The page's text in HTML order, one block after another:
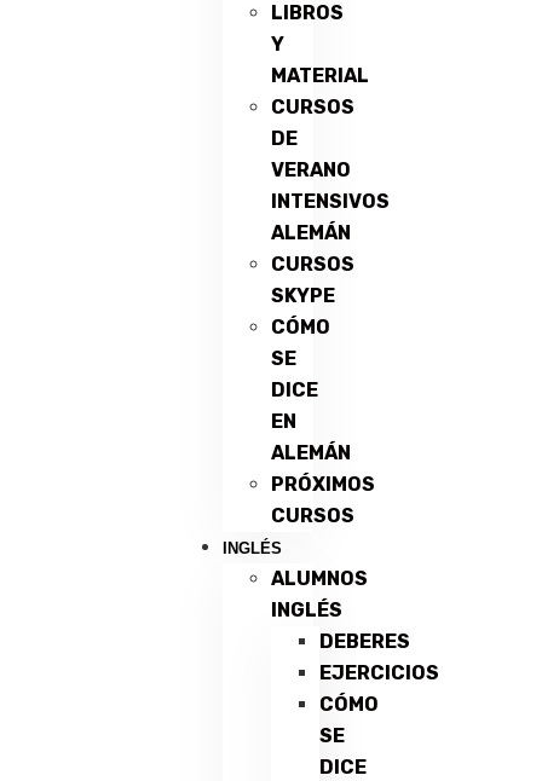
LIBROS
Y
MATERIAL
CURSOS
DE
VERANO
INTENSIVOS
ALEMÁN
CURSOS
SKYPE
CÓMO
SE
DICE
EN
ALEMÁN
PRÓXIMOS
CURSOS
INGLÉS
ALUMNOS
INGLÉS
DEBERES
EJERCICIOS
CÓMO
SE
DICE